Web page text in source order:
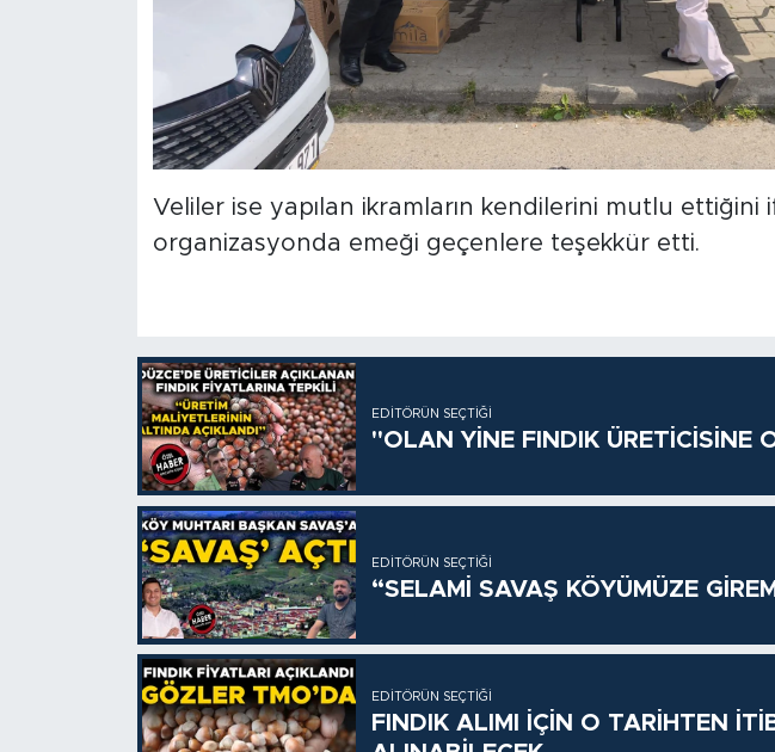
Veliler ise yapılan ikramların kendilerini mutlu ettiğini
organizasyonda emeği geçenlere teşekkür etti.
EDITÖRÜN SEÇTIĞI
"OLAN YİNE FINDIK ÜRETİCİSİNE
EDITÖRÜN SEÇTIĞI
“SELAMİ SAVAŞ KÖYÜMÜZE
EDITÖRÜN SEÇTIĞI
FINDIK ALIMI İÇİN O TARİHTEN